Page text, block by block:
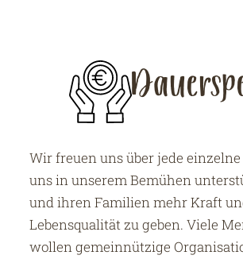
Wir freuen uns über jede einzelne
uns in unserem Bemühen
und ihren Familien mehr Kraft
Lebensqualität zu geben. Viele
wollen gemeinnützige